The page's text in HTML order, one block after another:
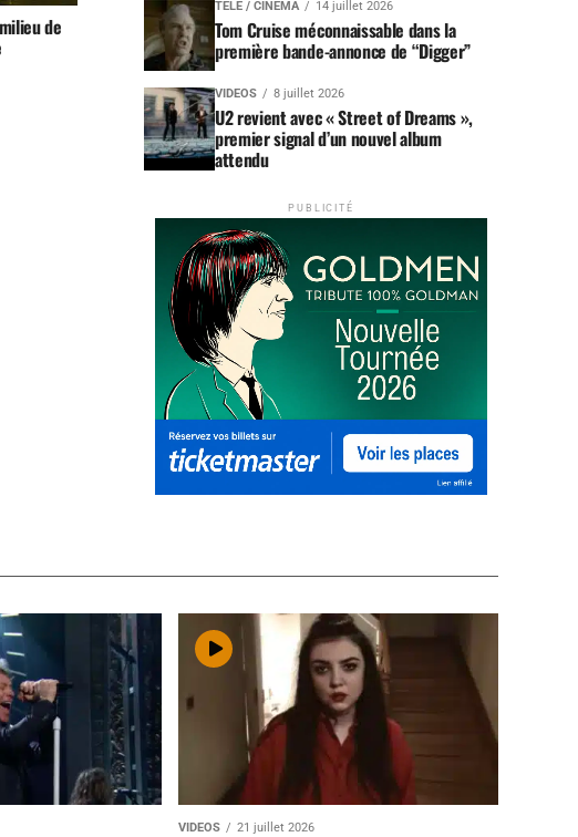
de
TÉLÉ / CINÉMA 14 juillet 2026
Tom Cruise méconnaissable dans la
première bande-annonce de “Digger”
VIDEOS 8 juillet 2026
U2 revient avec « Street of Dreams »,
premier signal d’un nouvel album
attendu
PUBLICITÉ
VIDEOS 21 juillet 2026